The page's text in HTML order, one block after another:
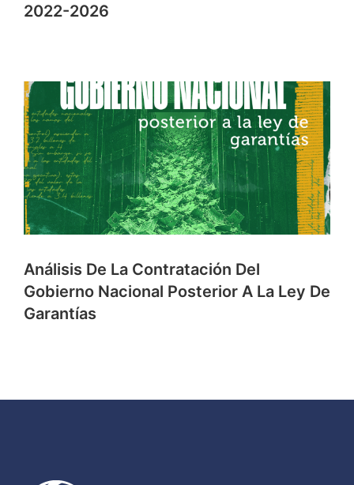
2022-2026
Análisis De La Contratación Del
Gobierno Nacional Posterior A La Ley De
Garantías